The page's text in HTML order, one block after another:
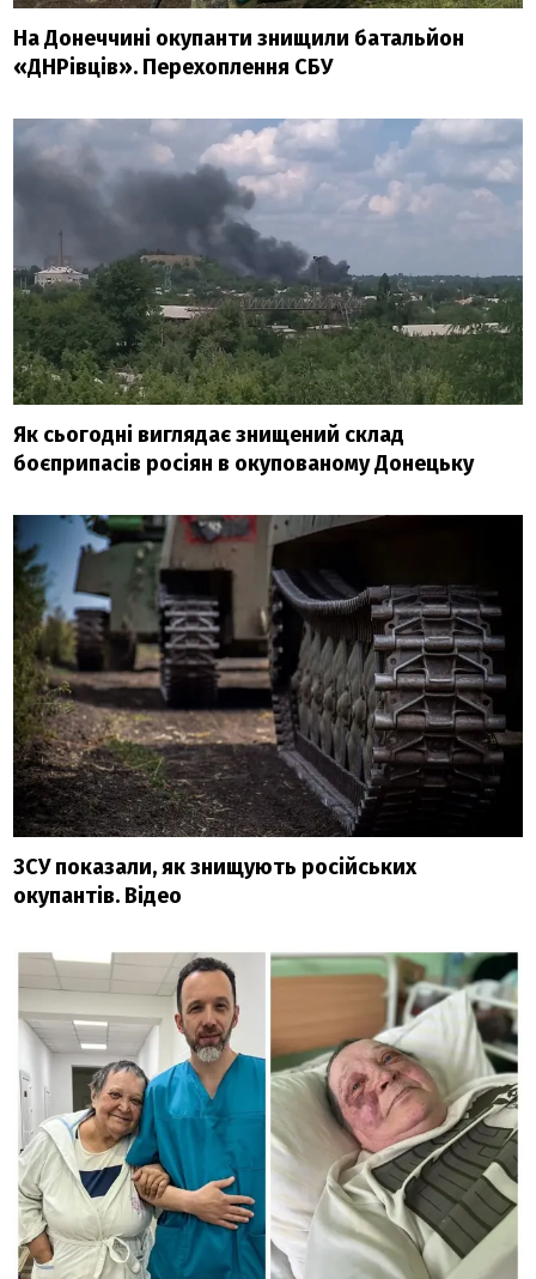
На Донеччині окупанти знищили батальйон
«ДНРівців». Перехоплення СБУ
Як сьогодні виглядає знищений склад
боєприпасів росіян в окупованому Донецьку
ЗСУ показали, як знищують російських
окупантів. Відео